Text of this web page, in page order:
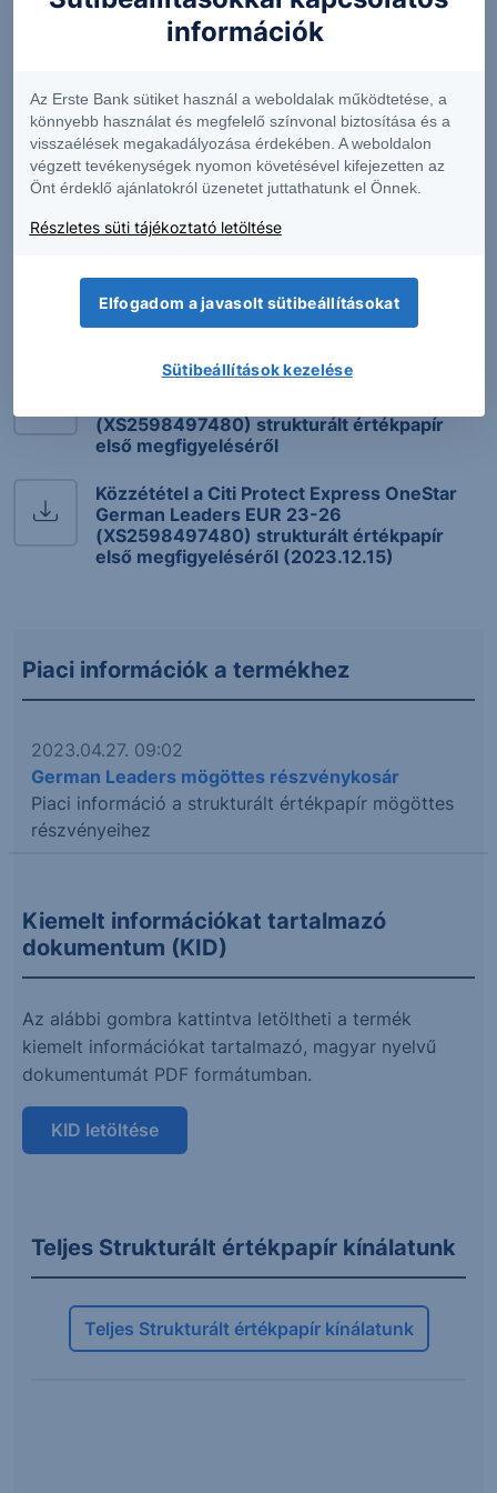
Strukturált értékpapírok - Általános
terméktájékoztató
Végleges feltételek és magyar nyelvű
összefoglalója
Közzétételek
Közzététel a Citi Protect Express OneStar
(XS2598497480) strukturált értékpapír
első megfigyeléséről
Közzététel a Citi Protect Express OneStar
German Leaders EUR 23-26
(XS2598497480) strukturált értékpapír
első megfigyeléséről (2023.12.15)
Piaci információk a termékhez
2023.04.27. 09:02
German Leaders mögöttes részvénykosár
Piaci információ a strukturált értékpapír mögöttes
részvényeihez
Kiemelt információkat tartalmazó
dokumentum (KID)
Az alábbi gombra kattintva letöltheti a termék
kiemelt információkat tartalmazó, magyar nyelvű
dokumentumát PDF formátumban.
KID letöltése
Teljes Strukturált értékpapír kínálatunk
Teljes Strukturált értékpapír kínálatunk
információk
Az Erste Bank sütiket használ a weboldalak működtetése, a
könnyebb használat és megfelelő színvonal biztosítása és a
visszaélések megakadályozása érdekében. A weboldalon
végzett tevékenységek nyomon követésével kifejezetten az
Önt érdeklő ajánlatokról üzenetet juttathatunk el Önnek.
Részletes süti tájékoztató letöltése
Elfogadom a javasolt sütibeállításokat
Sütibeállítások kezelése